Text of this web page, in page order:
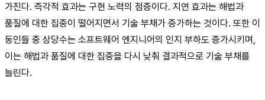
가진다. 즉각적 효과는 구현 노력의 점증이다. 지연 효과는 해법과
품질에 대한 집중이 떨어지면서 기술 부채가 증가하는 것이다. 또한 이
동인들 중 상당수는 소프트웨어 엔지니어의 인지 부하도 증가시키며,
이는 해법과 품질에 대한 집중을 다시 낮춰 결과적으로 기술 부채를
늘린다.